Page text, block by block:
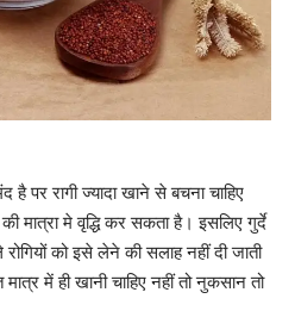
है पर रागी ज्यादा खाने से बचना चाहिए
मात्रा मे वृद्धि कर सकता है। इसलिए गुर्दे
को इसे लेने की सलाह नहीं दी जाती
में ही खानी चाहिए नहीं तो नुकसान तो